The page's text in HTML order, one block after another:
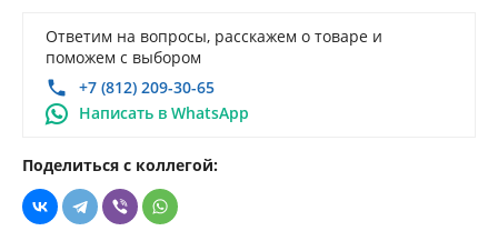
Ответим на вопросы, расскажем о товаре и
поможем с выбором
+7 (812) 209-30-65
Написать в WhatsApp
Поделиться с коллегой: